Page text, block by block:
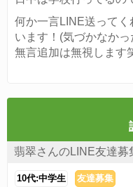
何か一言LINE送ってく
います！(気づかなか
無言追加は無視します
翡翠さんのLINE友達募
10代:中学生 友達募集